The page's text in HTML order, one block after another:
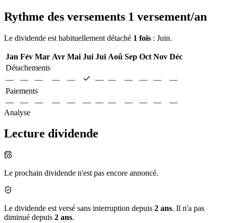
Rythme des versements 1 versement/an
Le dividende est habituellement détaché 1 fois : Juin.
Jan Fév Mar Avr Mai Jui Jui Aoû Sep Oct Nov Déc
Détachements
—
— — — — — — — — —
—
Paiements
—
— — — — — — — — — —
—
Analyse
Lecture dividende
Le prochain dividende n'est pas encore annoncé.
Le dividende est versé sans interruption depuis 2 ans. Il n'a pas
diminué depuis 2 ans.